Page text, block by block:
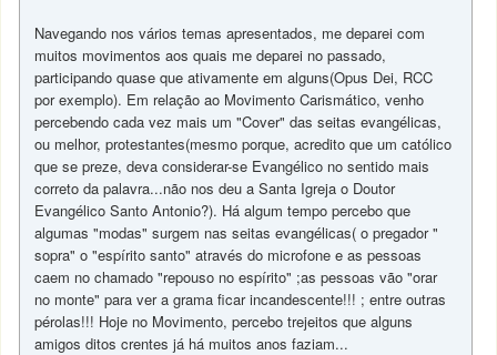
Navegando nos vários temas apresentados, me deparei com
muitos movimentos aos quais me deparei no passado,
participando quase que ativamente em alguns(Opus Dei, RCC
por exemplo). Em relação ao Movimento Carismático, venho
percebendo cada vez mais um "Cover" das seitas evangélicas,
ou melhor, protestantes(mesmo porque, acredito que um católico
que se preze, deva considerar-se Evangélico no sentido mais
correto da palavra...não nos deu a Santa Igreja o Doutor
Evangélico Santo Antonio?). Há algum tempo percebo que
algumas "modas" surgem nas seitas evangélicas( o pregador "
sopra" o "espírito santo" através do microfone e as pessoas
caem no chamado "repouso no espírito" ;as pessoas vão "orar
no monte" para ver a grama ficar incandescente!!! ; entre outras
pérolas!!! Hoje no Movimento, percebo trejeitos que alguns
amigos ditos crentes já há muitos anos faziam...